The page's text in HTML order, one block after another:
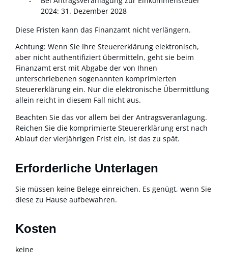
2024: 31. Dezember 2028
Diese Fristen kann das Finanzamt nicht verlängern.
Achtung: Wenn Sie Ihre Steuererklärung elektronisch,
aber nicht authentifiziert übermitteln, geht sie beim
Finanzamt erst mit Abgabe der von Ihnen
unterschriebenen sogenannten komprimierten
Steuererklärung ein. Nur die elektronische Übermittlung
allein reicht in diesem Fall nicht aus.
Beachten Sie das vor allem bei der Antragsveranlagung.
Reichen Sie die komprimierte Steuererklärung erst nach
Ablauf der vierjährigen Frist ein, ist das zu spät.
Erforderliche Unterlagen
Sie müssen keine Belege einreichen. Es genügt, wenn Sie
diese zu Hause aufbewahren.
Kosten
keine